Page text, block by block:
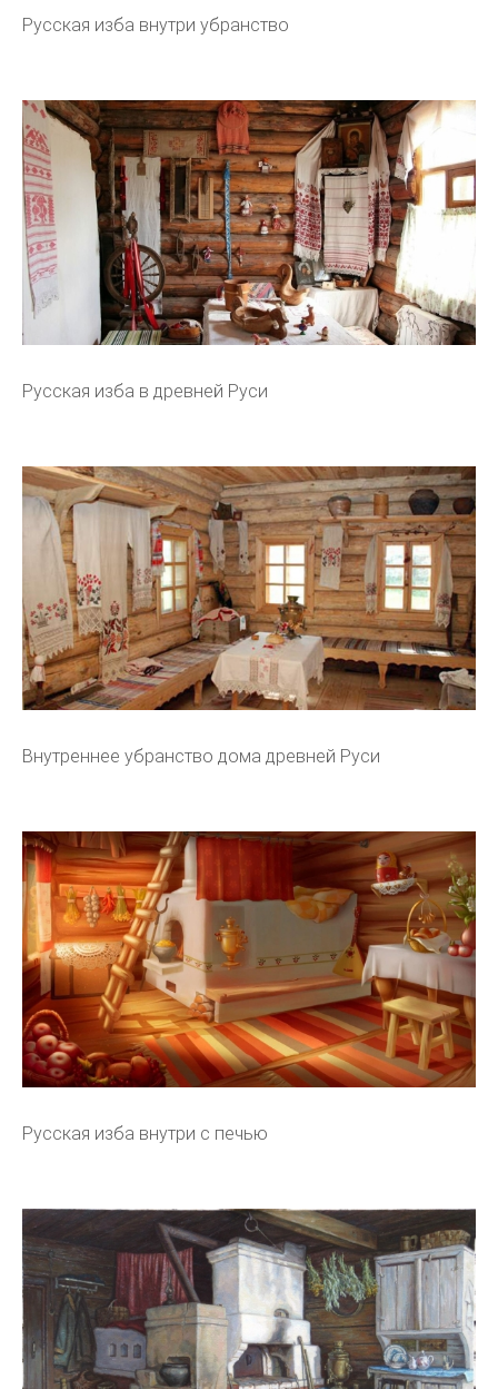
Русская изба внутри убранство
Русская изба в древней Руси
Внутреннее убранство дома древней Руси
Русская изба внутри с печью